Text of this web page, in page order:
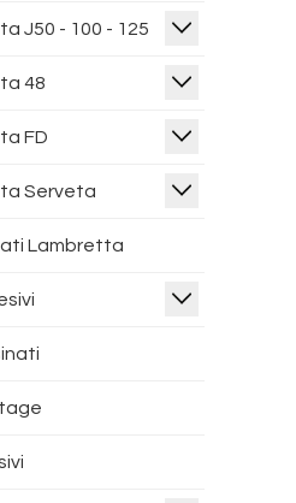
J50 - 100 - 125
48
FD
Serveta
Lambretta